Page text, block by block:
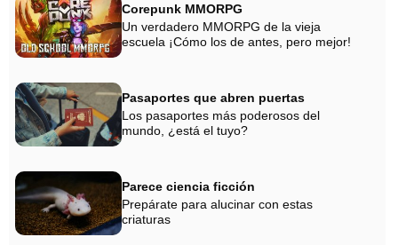
Corepunk MMORPG
Un verdadero MMORPG de la vieja
escuela ¡Cómo los de antes, pero mejor!
Pasaportes que abren puertas
Los pasaportes más poderosos del
mundo, ¿está el tuyo?
Parece ciencia ficción
Prepárate para alucinar con estas
criaturas